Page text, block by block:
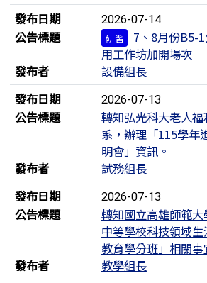
發布日期
2026-07-14
公告標題 研習
7、8月份B5-
用工作坊加開場次
發布者
設備組長
發布日期
2026-07-13
公告標題
轉知弘光科大老人
系，辦理「115學年
明會」資訊。
發布者
試務組長
發布日期
2026-07-13
公告標題
轉知國立高雄師範
中等學校科技領域
教育學分班」相關事
發布者
教學組長